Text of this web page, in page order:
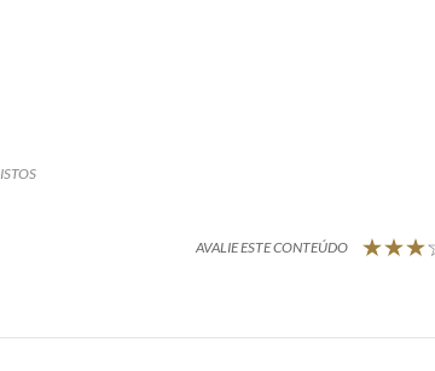
AVALIE ESTE CONTEÚDO